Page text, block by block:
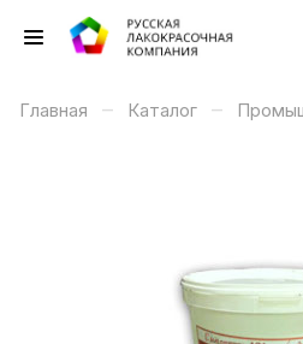
Главная – Каталог –